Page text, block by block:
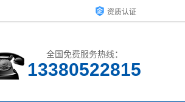
资质认证
全国免费服务热线：
13380522815